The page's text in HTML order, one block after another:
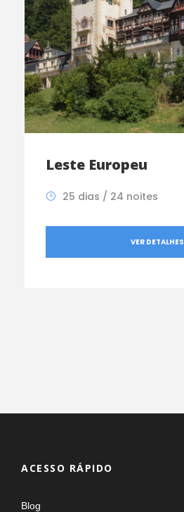
Leste Europeu
25 dias / 24 noites
VER DETALHES
ACESSO RÁPIDO
Blog